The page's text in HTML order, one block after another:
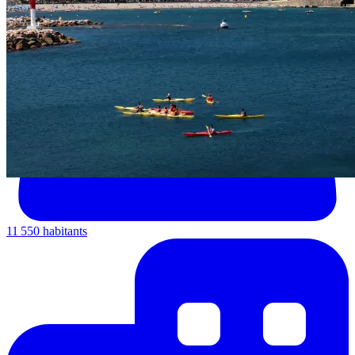
11 550 habitants